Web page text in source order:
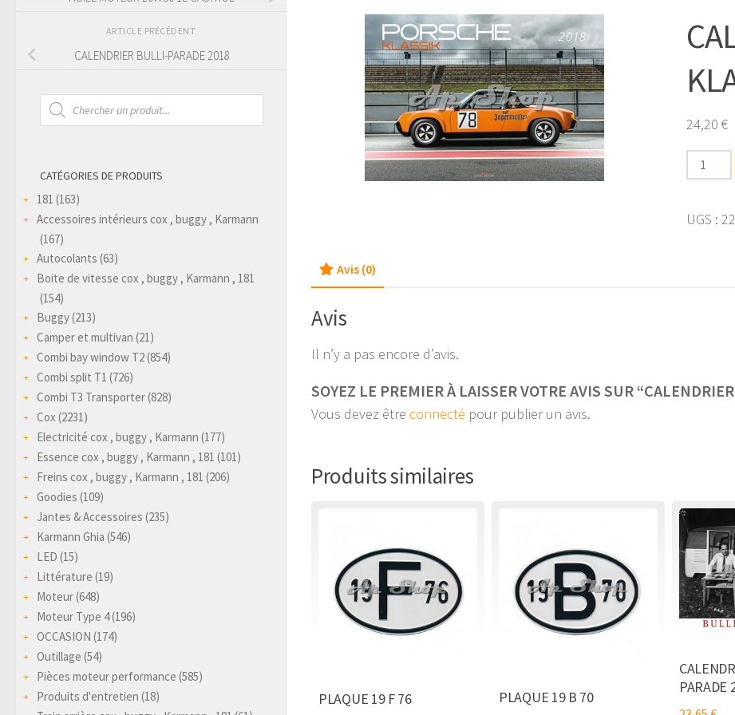
24,20€
quantité
de
PORSCHE
UGS :
Avis (0)
Avis
Il n’y a pas encore d’avis.
SOYEZ LE PREMIER À LAISSER VOTRE AVIS SUR
Vous devez être connecté pour publier un avis.
Produits similaires
PLAQUE 19 F 76 PLAQUE 19 B 70
PARADE
ARTICLE PRÉCÉDENT
CALENDRIER BULLI-PARADE 2018
Recherche
de
produits
CATÉGORIES DE PRODUITS
181 (163)
Accessoires intérieurs cox , buggy , Karmann
(167)
Autocolants (63)
Boite de vitesse cox , buggy , Karmann , 181
(154)
Buggy(213)
Camper et multivan (21)
Combi bay window T2(854)
Combi split T1 (726)
Combi T3 Transporter(828)
Cox(2231)
Electricité cox , buggy , Karmann (177)
Essence cox , buggy , Karmann , 181 (101)
Freins cox , buggy , Karmann , 181 (206)
Goodies (109)
Jantes & Accessoires (235)
Karmann Ghia (546)
LED (15)
Littérature (19)
Moteur(648)
Moteur Type 4(196)
OCCASION (174)
Outillage (54)
Pièces moteur performance (585)
Produits d'entretien (18)